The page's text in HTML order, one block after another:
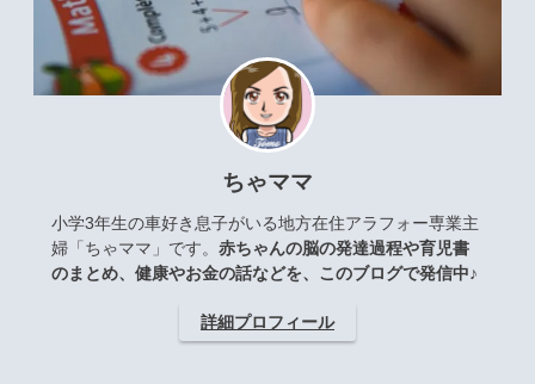
ちゃママ
小学3年生の車好き息子がいる地方在住アラフォー専業主
婦「ちゃママ」です。 赤ちゃんの脳の発達過程や育児書
のまとめ、健康やお金の話などを、このブログで発信中♪
詳細プロフィール